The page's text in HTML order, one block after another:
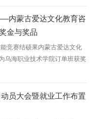
开2026…
内蒙古爱达文化教育咨
金与奖品
竞赛结硕果内蒙古爱达文化
乌海职业技术学院订单班获奖
2026年6月30日，内蒙古爱
业技能…
员大会暨就业工作布置